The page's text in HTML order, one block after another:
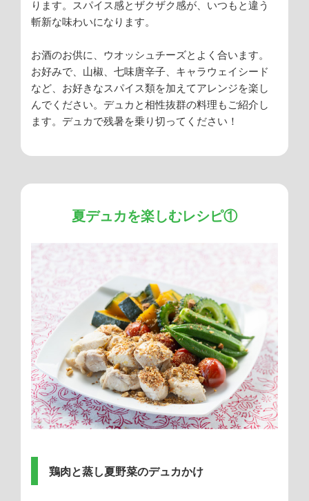
ります。スパイス感とザクザク感が、いつもと違う
斬新な味わいになります。
お酒のお供に、ウオッシュチーズとよく合います。
お好みで、山椒、七味唐辛子、キャラウェイシード
など、お好きなスパイス類を加えてアレンジを楽し
んでください。デュカと相性抜群の料理もご紹介し
ます。デュカで残暑を乗り切ってください！
夏デュカを楽しむレシピ①
鶏肉と蒸し夏野菜のデュカかけ